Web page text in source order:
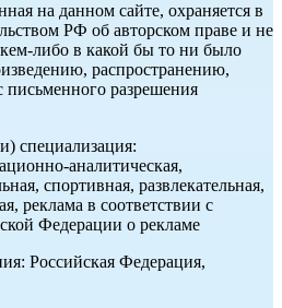
на данном сайте, охраняется в
РФ об авторском праве и не
либо в какой бы то ни было
распространению,
письменного разрешения
специализация:
аналитическая,
спортивная, развлекательная,
реклама в соответствии с
Федерации о рекламе
Российская Федерация,